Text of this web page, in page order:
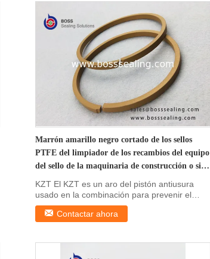
Marrón amarillo negro cortado de los sellos
PTFE del limpiador de los recambios del equipo
del sello de la maquinaria de construcción o sin
cortar de bronce del KZT
KZT El KZT es un aro del pistón antiusura
usado en la combinación para prevenir el
aceite del ...
Contactar ahora